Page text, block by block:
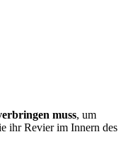
muss, um
ihr Revier im Innern des